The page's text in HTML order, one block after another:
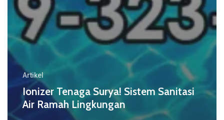
Artikel
Ionizer Tenaga Surya! Sistem Sanitasi
Air Ramah Lingkungan